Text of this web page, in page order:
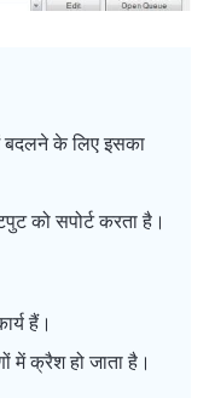
बदलने के लिए इसका
को सपोर्ट करता है।
हैं।
में क्रैश हो जाता है।